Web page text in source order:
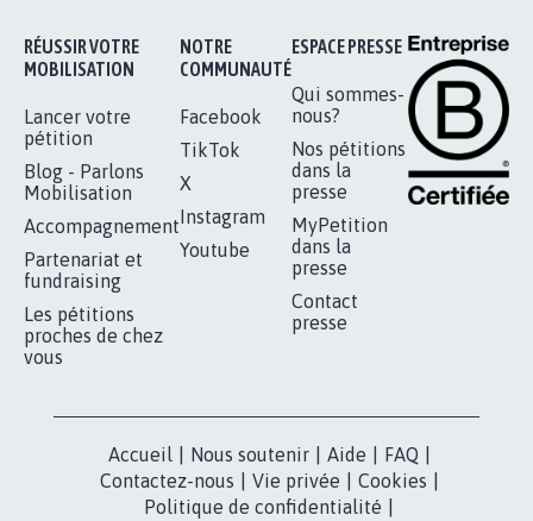
RÉUSSIR VOTRE
MOBILISATION
Lancer votre
pétition
Blog - Parlons
Mobilisation
Accompagnement
Partenariat et
fundraising
Les pétitions
proches de chez
vous
NOTRE
COMMUNAUTÉ
Facebook
TikTok
X
Instagram
Youtube
ESPACE PRESSE
Qui sommes-
nous?
Nos pétitions
dans la
presse
MyPetition
dans la
presse
Contact
presse
Accueil Nous soutenir Aide FAQ
Contactez-nous
Vie privée Cookies
Politique de confidentialité